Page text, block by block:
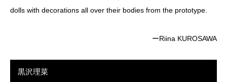
dolls with decorations all over their bodies from the prototype.
ーRiina KUROSAWA
黒沢理菜